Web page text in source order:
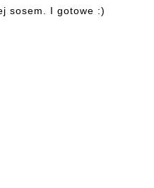
sosem. I gotowe :)